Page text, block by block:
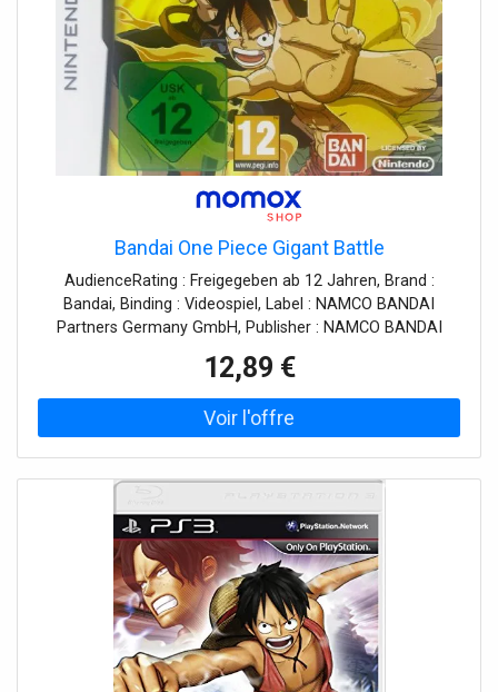
Bandai One Piece Gigant Battle
AudienceRating : Freigegeben ab 12 Jahren, Brand :
Bandai, Binding : Videospiel, Label : NAMCO BANDAI
Partners Germany GmbH, Publisher : NAMCO BANDAI
Nintendo DS, 0 : Nintendo DS, releaseDate : 2011-07-01
12,89 €